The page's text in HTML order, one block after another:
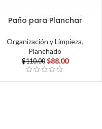
Paño para Planchar
Organización y Limpieza,
Planchado
$110.00 $88.00